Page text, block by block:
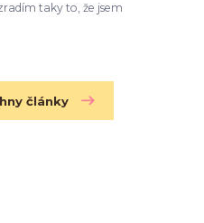
taky to, že jsem
články